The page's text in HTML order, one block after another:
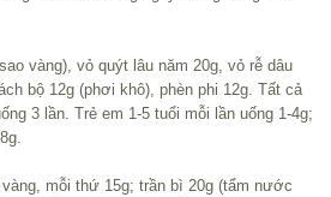
vàng), vỏ quýt lâu năm 20g, vỏ rễ dâu
bộ 12g (phơi khô), phèn phi 12g. Tất cả
3 lần. Trẻ em 1-5 tuổi mỗi lần uống 1-4g;
mỗi thứ 15g; trần bì 20g (tẩm nước